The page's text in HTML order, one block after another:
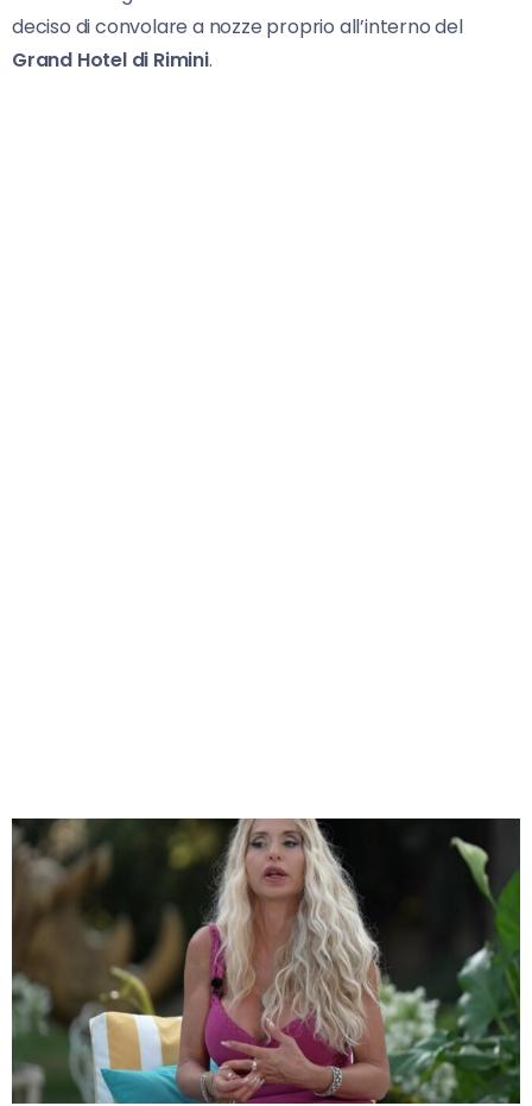
deciso di convolare a nozze proprio all’interno del
Grand Hotel di Rimini.